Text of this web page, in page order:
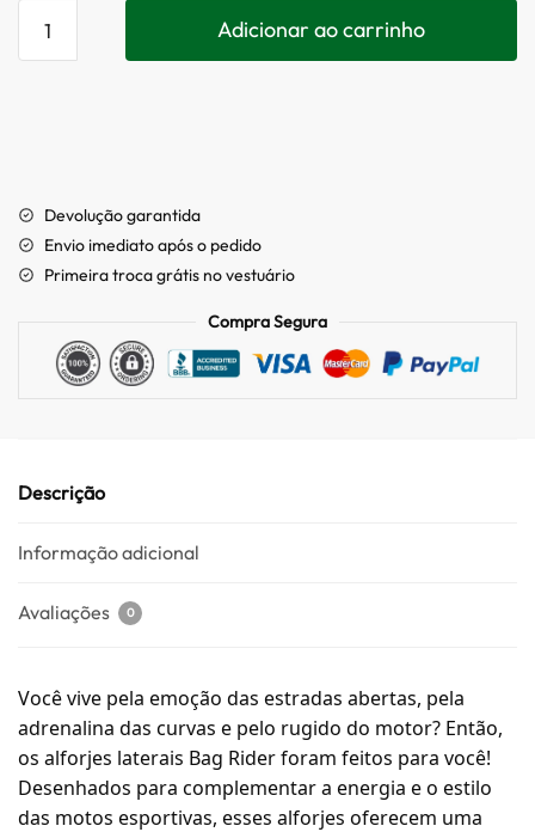
Adicionar ao carrinho
Devolução garantida
Envio imediato após o pedido
Primeira troca grátis no vestuário
Compra Segura
Descrição
Informação adicional
Avaliações 0
Você vive pela emoção das estradas abertas, pela
adrenalina das curvas e pelo rugido do motor? Então,
os alforjes laterais Bag Rider foram feitos para você!
Desenhados para complementar a energia e o estilo
das motos esportivas, esses alforjes oferecem uma